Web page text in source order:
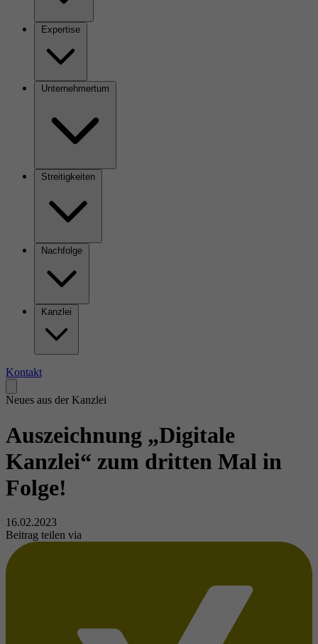
Expertise
Unternehmertum
Streitigkeiten
Nachfolge
Kanzlei
Kontakt
Neues aus der Kanzlei
Auszeichnung „Digitale
Kanzlei“ zum dritten Mal in
Folge!
16.02.2023
Beitrag teilen via